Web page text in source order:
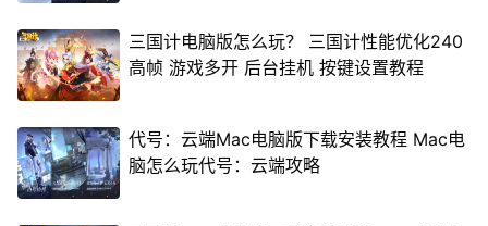
三国计电脑版怎么玩？ 三国计性能优化240
高帧 游戏多开 后台挂机 按键设置教程
代号：云端Mac电脑版下载安装教程 Mac电
脑怎么玩代号：云端攻略